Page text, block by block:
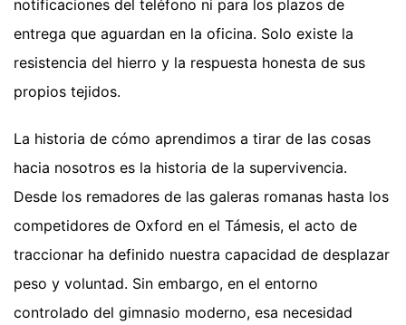
notificaciones del teléfono ni para los plazos de
entrega que aguardan en la oficina. Solo existe la
resistencia del hierro y la respuesta honesta de sus
propios tejidos.
La historia de cómo aprendimos a tirar de las cosas
hacia nosotros es la historia de la supervivencia.
Desde los remadores de las galeras romanas hasta los
competidores de Oxford en el Támesis, el acto de
traccionar ha definido nuestra capacidad de desplazar
peso y voluntad. Sin embargo, en el entorno
controlado del gimnasio moderno, esa necesidad